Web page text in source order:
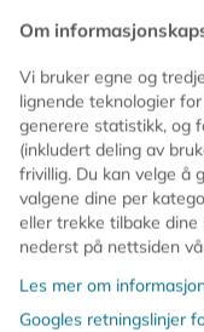
striper og
eventyrlig følelse,
inviterer til tolkning
Perfekt for deg som
skape en personlig
✨
📐 Størrelse:
Om
Vi bruker egne og
lignende teknologier
generere statistikk, og
(inkludert deling av
frivillig. Du kan velge å
valgene dine per
eller trekke tilbake dine
nederst på nettsiden
Les mer om
Googles retningslinjer